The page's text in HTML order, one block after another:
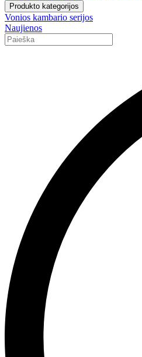
Produkto kategorijos
Vonios kambario serijos
Naujienos